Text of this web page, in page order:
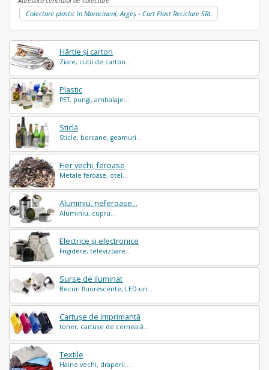
Hârtie și carton
Ziare, cutii de carton...
Plastic
PET, pungi, ambalaje...
Sticlă
Sticle, borcane, geamuri...
Fier vechi, feroase
Metale feroase, otel...
Aluminiu, neferoase...
Aluminiu, cupru...
Electrice și electronice
Frigidere, televizoare...
Surse de iluminat
Becuri fluorescente, LED-uri...
Cartușe de imprimantă
toner, cartușe de cerneală...
Textile
Haine vechi, draperii...
Colectare plastic în Maracineni, Argeș - Cart Plast Reciclare SRL